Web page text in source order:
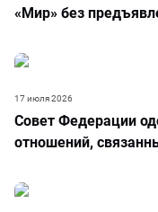
«Мир» без
Совет Федерации
отношений,
17 июля 2026